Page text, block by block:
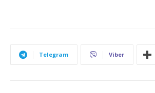
Telegram Viber